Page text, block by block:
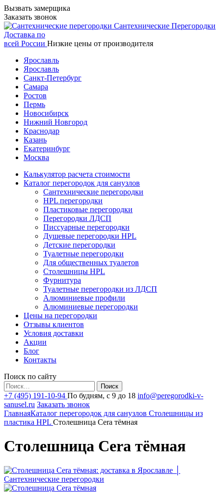
Вызвать замерщика
Заказать звонок
Сантехнические Перегородки
Доставка по
всей России Низкие цены от производителя
Ярославль
Ярославль
Санкт-Петербург
Самара
Ростов
Пермь
Новосибирск
Нижний Новгород
Краснодар
Казань
Екатеринбург
Москва
Калькулятор расчета стоимости
Каталог перегородок для санузлов
Сантехнические перегородки
HPL перегородки
Пластиковые перегородки
Перегородки ЛДСП
Писсуарные перегородки
Душевые перегородки HPL
Детские перегородки
Туалетные перегородки
Для общественных туалетов
Столешницы HPL
Фурнитура
Туалетные перегородки из ЛДСП
Алюминиевые профили
Алюминиевые перегородки
Цены на перегородки
Отзывы клиентов
Условия доставки
Акции
Блог
Контакты
Поиск по сайту
Найти:
+7 (495) 191-10-94 По будням, с 9 до 18 info@peregorodki-v-
sanusel.ru Заказать звонок
ГлавнаяКаталог перегородок для санузлов Столешницы из
пластика HPL Столешница Cera тёмная
Столешница Cera тёмная